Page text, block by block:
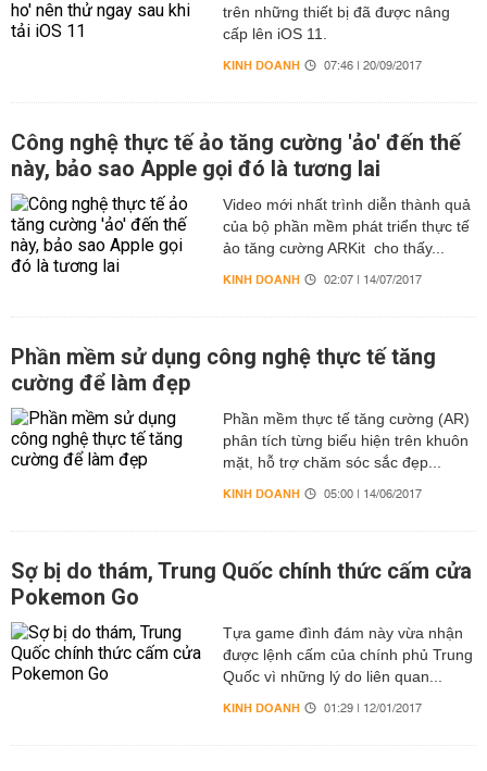
trên những thiết bị đã được nâng
cấp lên iOS 11.
KINH DOANH 07:46 | 20/09/2017
Công nghệ thực tế ảo tăng cường 'ảo' đến thế
này, bảo sao Apple gọi đó là tương lai
Video mới nhất trình diễn thành quả
của bộ phần mềm phát triển thực tế
ảo tăng cường ARKit cho thấy...
KINH DOANH 02:07 | 14/07/2017
Phần mềm sử dụng công nghệ thực tế tăng
cường để làm đẹp
Phần mềm thực tế tăng cường (AR)
phân tích từng biểu hiện trên khuôn
mặt, hỗ trợ chăm sóc sắc đẹp...
KINH DOANH 05:00 | 14/06/2017
Sợ bị do thám, Trung Quốc chính thức cấm cửa
Pokemon Go
Tựa game đình đám này vừa nhận
được lệnh cấm của chính phủ Trung
Quốc vì những lý do liên quan...
KINH DOANH 01:29 | 12/01/2017